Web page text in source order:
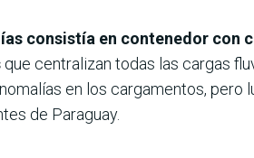
consistía en contenedor con
que centralizan todas las cargas
en los cargamentos, pero
de Paraguay.